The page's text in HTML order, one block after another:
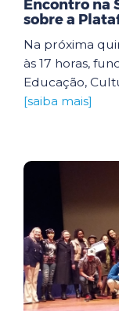
Encontro na
sobre a
Na próxima
às 17 horas,
Educação,
[saiba mais]